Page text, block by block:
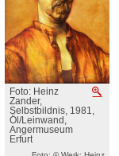
Foto: Heinz
Zander,
Selbstbildnis, 1981,
Öl/Leinwand,
Angermuseum
Erfurt